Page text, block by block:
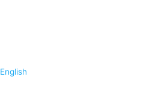
English